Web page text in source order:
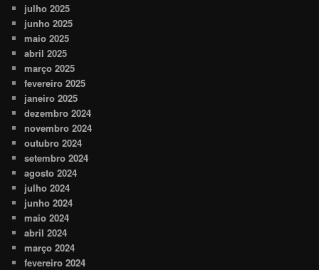
julho 2025
junho 2025
maio 2025
abril 2025
março 2025
fevereiro 2025
janeiro 2025
dezembro 2024
novembro 2024
outubro 2024
setembro 2024
agosto 2024
julho 2024
junho 2024
maio 2024
abril 2024
março 2024
fevereiro 2024